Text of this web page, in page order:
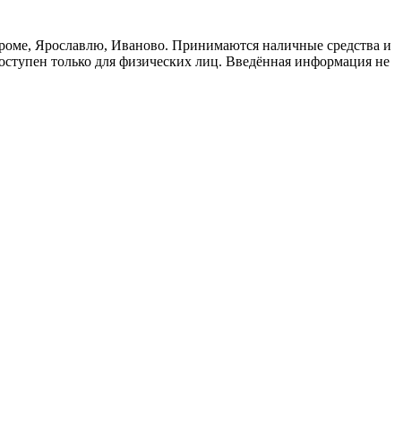
Ярославлю, Иваново. Принимаются наличные средства и
только для физических лиц. Введённая информация не